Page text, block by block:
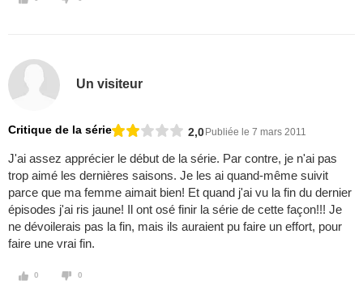
Un visiteur
Critique de la série 2,0 Publiée le 7 mars 2011
J'ai assez apprécier le début de la série. Par contre, je n'ai pas
trop aimé les dernières saisons. Je les ai quand-même suivit
parce que ma femme aimait bien! Et quand j'ai vu la fin du dernier
épisodes j'ai ris jaune! Il ont osé finir la série de cette façon!!! Je
ne dévoilerais pas la fin, mais ils auraient pu faire un effort, pour
faire une vrai fin.
0 0